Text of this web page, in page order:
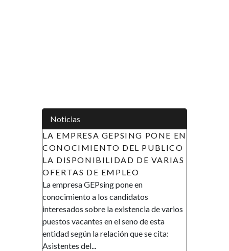
Noticias
LA EMPRESA GEPSING PONE EN
CONOCIMIENTO DEL PUBLICO
LA DISPONIBILIDAD DE VARIAS
OFERTAS DE EMPLEO
La empresa GEPsing pone en
conocimiento a los candidatos
interesados sobre la existencia de varios
puestos vacantes en el seno de esta
entidad según la relación que se cita:
Asistentes del...